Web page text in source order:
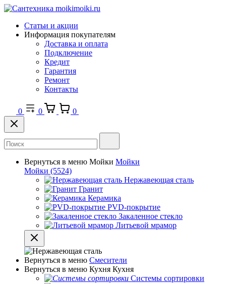
Статьи и акции
Информация покупателям
Доставка и оплата
Подключение
Кредит
Гарантия
Ремонт
Контакты
0 0 0
Вернуться в меню Мойки Мойки
Мойки (5524)
Нержавеющая сталь
Гранит
Керамика
PVD-покрытие
Закаленное стекло
Литьевой мрамор
Вернуться в меню Смесители
Вернуться в меню Кухня Кухня
Системы сортировки